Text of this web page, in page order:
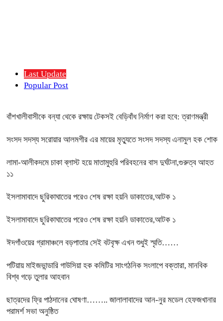
Last Update
Popular Post
বাঁশখালীবাসীকে বন্যা থেকে রক্ষায় টেকসই বেড়িবাঁধ নির্মাণ করা হবে: ত্রাণমন্ত্রী
সংসদ সদস্য সরোয়ার আলমগীর এর মায়ের মৃত্যুতে সংসদ সদস্য এনামুল হক শোক
লামা-আলীকদমে চাকা ব্লাস্ট হয়ে মাতামুহুরি পরিবহনের বাস দুর্ঘটনা,গুরুত্ব আহত
১১
ইসলামাবাদে ছুরিকাঘাতের পরেও শেষ রক্ষা হয়নি ডাকাতের,আটক ১
ইসলামাবাদে ছুরিকাঘাতের পরেও শেষ রক্ষা হয়নি ডাকাতের,আটক ১
ঈদগাঁওয়ের গ্রামাঞ্চলে বড়পাতার সেই বটবৃক্ষ এখন শুধুই স্মৃতি……
পটিয়ায় মাইজভান্ডারি গাউসিয়া হক কমিটির সাংগঠনিক সংলাপে বক্তারা, মানবিক
বিশ্ব গড়ে তুলার আহবান
ছাত্রদের ফ্রি পাঠদানের ঘোষণা…….. জালালাবাদের আন-নুর মডেল হেফজখানার
পরামর্শ সভা অনুষ্ঠিত